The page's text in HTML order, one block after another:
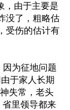
，由于主要是
没了，粗略估
受伤的估计有
因为征地问题
于家人长期
失常，老头
里领导都来